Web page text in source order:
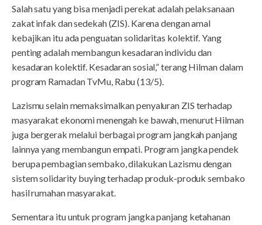
Salah satu yang bisa menjadi perekat adalah pelaksanaan
zakat infak dan sedekah (ZIS). Karena dengan amal
kebajikan itu ada penguatan solidaritas kolektif. Yang
penting adalah membangun kesadaran individu dan
kesadaran kolektif. Kesadaran sosial,” terang Hilman dalam
program Ramadan TvMu, Rabu (13/5).
Lazismu selain memaksimalkan penyaluran ZIS terhadap
masyarakat ekonomi menengah ke bawah, menurut Hilman
juga bergerak melalui berbagai program jangkah panjang
lainnya yang membangun empati. Program jangka pendek
berupa pembagian sembako, dilakukan Lazismu dengan
sistem solidarity buying terhadap produk-produk sembako
hasil rumahan masyarakat.
Sementara itu untuk program jangka panjang ketahanan